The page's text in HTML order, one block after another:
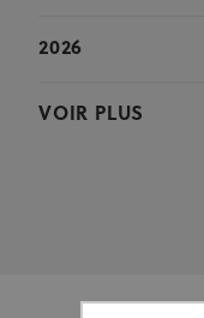
2026
VOIR PLUS